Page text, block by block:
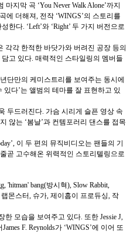
지막 곡 ‘You Never Walk Alone’까지
에 더해져, 전작 ‘WINGS’의 스토리를
다. ‘Left’와 ‘Right’ 두 가지 버전으로
각각 한적한 바닷가와 버려진 공장 등의
고 있다. 매력적인 스타일링의 멤버들
단만의 케미스트리를 보여주는 동시에
다’는 앨범의 테마를 잘 표현하고 있
두드러진다. 가슴 시리게 슬픈 영상 속
않는 ‘봄날’과 컨템포러리 댄스를 접목
이 두 편의 뮤직비디오는 팬들의 기
곧 고수해온 위력적인 스토리텔링으로
'hitman' bang(방시혁), Slow Rabbit,
몬스터, 슈가, 제이홉이 프로듀싱, 작
모습을 보여주고 있다. 또한 Jessie J,
F. Reynolds가 ‘WINGS’에 이어 또